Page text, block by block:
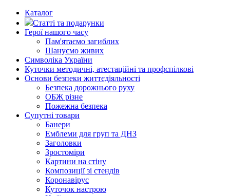
Каталог
Статті та подарунки
Герої нашого часу
Пам'ятаємо загиблих
Шануємо живих
Символіка України
Куточки методичні, атестаційні та профспілкові
Основи безпеки життєдіяльності
Безпека дорожнього руху
ОБЖ різне
Пожежна безпека
Супутні товари
Банери
Емблеми для груп та ДНЗ
Заголовки
Зростоміри
Картини на стіну
Композиції зі стендів
Коронавірус
Куточок настрою